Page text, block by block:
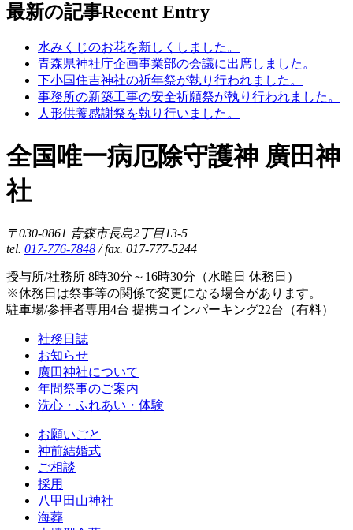
最新の記事Recent Entry
水みくじのお花を新しくしました。
青森県神社庁企画事業部の会議に出席しました。
下小国住吉神社の祈年祭が執り行われました。
事務所の新築工事の安全祈願祭が執り行われました。
人形供養感謝祭を執り行いました。
全国唯一病厄除守護神 廣田神
社
〒030-0861 青森市長島2丁目13-5
tel. 017-776-7848 / fax. 017-777-5244
授与所/社務所 8時30分～16時30分（水曜日 休務日）
※休務日は祭事等の関係で変更になる場合があります。
駐車場/参拝者専用4台 提携コインパーキング22台（有料）
社務日誌
お知らせ
廣田神社について
年間祭事のご案内
洗心・ふれあい・体験
お願いごと
神前結婚式
ご相談
採用
八甲田山神社
海葬